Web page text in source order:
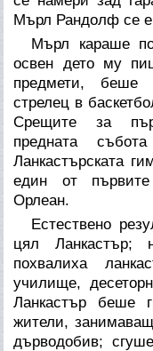
Мърл Рандолф се
Мърл караше
освен дето му
предмети, беше
стрелец в
Срещите за
предната
Ланкастърската
един от
Орлеан.
Естествено
цял Ланкастър;
похвалиха
училище,
Ланкастър беше
жители,
дърводобив;